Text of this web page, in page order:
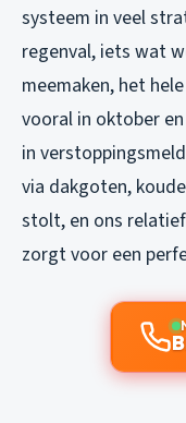
systeem in veel
regenval, iets wat
meemaken, het
vooral in oktober
in
via dakgoten,
stolt, en ons
zorgt voor een